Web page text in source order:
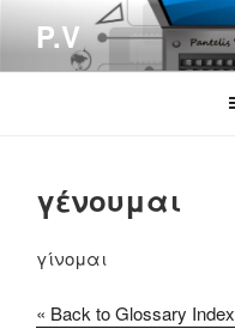
περιεχόμενο
P.V
γένουμαι
γίνομαι
« Back to Glossary Index